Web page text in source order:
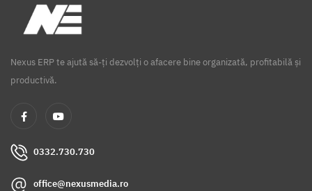
Nexus ERP te ajută să-ți dezvolți o afacere bine organizată, profitabilă și
productivă.
0332.730.730
office@nexusmedia.ro